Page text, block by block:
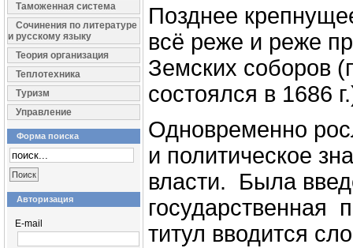
Таможенная система
Сочинения по литературе
и русскому языку
Теория организация
Теплотехника
Туризм
Управление
Форма поиска
Авторизация
E-mail
Позднее
всё реже и реже
Земских соборов
состоялся в 1686
Одновременно
и политическое
власти. Была
государственная
титул вводится